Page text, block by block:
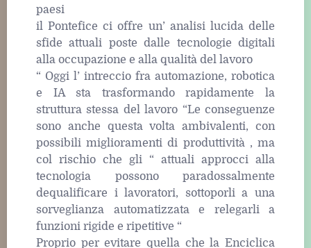
paesi
il Pontefice ci offre un’ analisi lucida delle
sfide attuali poste dalle tecnologie digitali
alla occupazione e alla qualità del lavoro
“ Oggi l’ intreccio fra automazione, robotica
e IA sta trasformando rapidamente la
struttura stessa del lavoro “Le conseguenze
sono anche questa volta ambivalenti, con
possibili miglioramenti di produttività , ma
col rischio che gli “ attuali approcci alla
tecnologia possono paradossalmente
dequalificare i lavoratori, sottoporli a una
sorveglianza automatizzata e relegarli a
funzioni rigide e ripetitive “
Proprio per evitare quella che la Enciclica